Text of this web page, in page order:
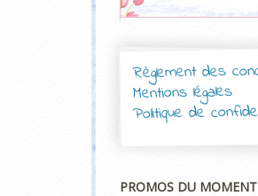
Règlement des
Mentions légales
Politique de
PROMOS DU